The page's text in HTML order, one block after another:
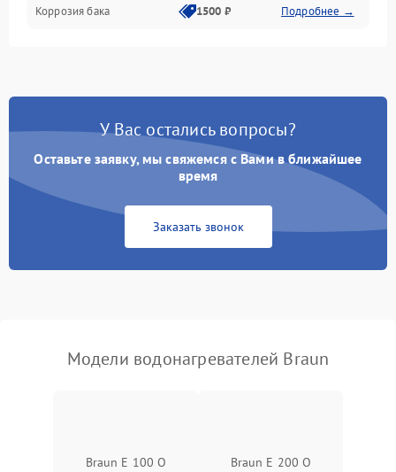
Коррозия бака 1500 ₽ Подробнее →
У Вас остались вопросы?
Оставьте заявку, мы свяжемся с Вами в ближайшее
время
Заказать звонок
Модели водонагревателей Braun
Braun E 100 O Braun E 200 O